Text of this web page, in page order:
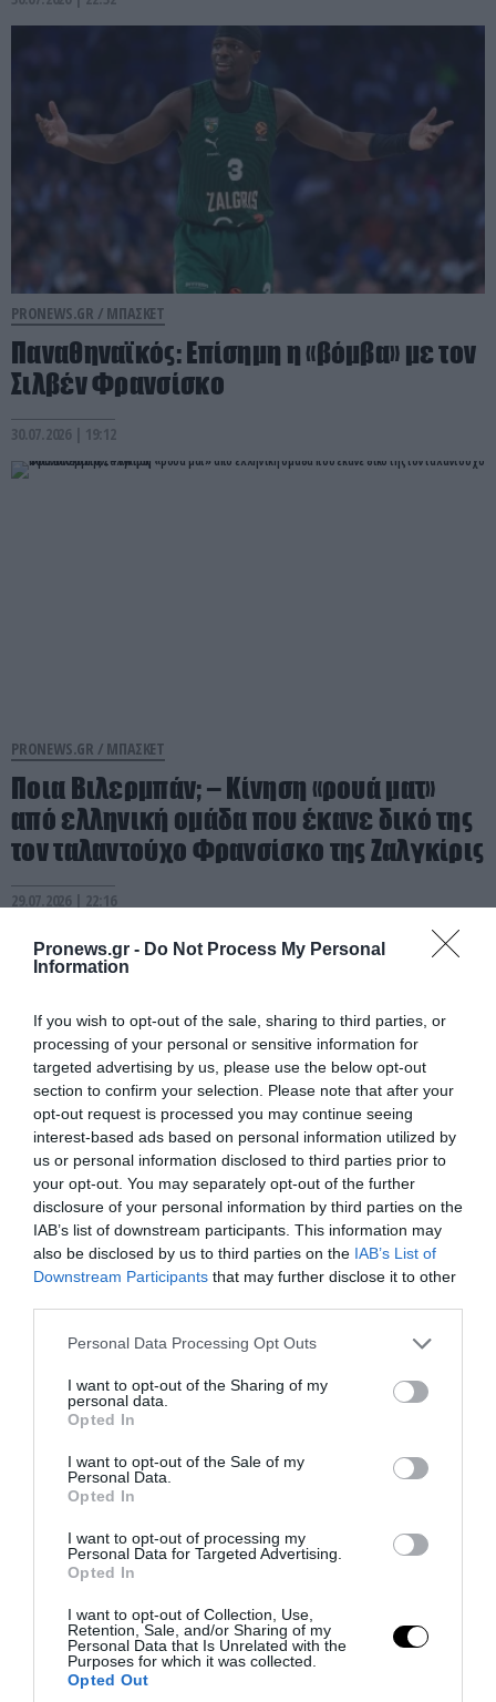
Pronews.gr - Do Not Process My Personal
Information
If you wish to opt-out of the sale, sharing to third parties, or
processing of your personal or sensitive information for
targeted advertising by us, please use the below opt-out
section to confirm your selection. Please note that after your
opt-out request is processed you may continue seeing
interest-based ads based on personal information utilized by
us or personal information disclosed to third parties prior to
your opt-out. You may separately opt-out of the further
disclosure of your personal information by third parties on the
IAB’s list of downstream participants. This information may
also be disclosed by us to third parties on the IAB’s List of
Downstream Participants that may further disclose it to other
Please note that this website/app uses one or more Google
not limited to your visit or usage behaviour. You may click to
grant or deny consent to Google and its third-party tags to
use your data for below specified purposes in below Google
consent section.
Personal Data Processing Opt Outs
I want to opt-out of the Sharing of my
personal data.
Opted In
I want to opt-out of the Sale of my
Personal Data.
Opted In
I want to opt-out of processing my
Personal Data for Targeted Advertising.
Opted In
I want to opt-out of Collection, Use,
Retention, Sale, and/or Sharing of my
Personal Data that Is Unrelated with the
Purposes for which it was collected.
Opted Out
PRONEWS.GR / ΜΠΑΣΚΕΤ
Παναθηναϊκός: Επίσημη η «βόμβα» με τον
Σιλβέν Φρανσίσκο
30.07.2026 | 19:12
PRONEWS.GR / ΜΠΑΣΚΕΤ
Ποια Βιλερμπάν; – Κίνηση «ρουά ματ»
από ελληνική ομάδα που έκανε δικό της
τον ταλαντούχο Φρανσίσκο της Ζαλγκίρις
29.07.2026 | 22:16
PRONEWS.GR / ΜΠΑΣΚΕΤ
Το πρόγραμμα του Ολυμπιακού και του
Παναθηναϊκού στην Ευρωλίγκα – Πότε
είναι το ντέρμπι των «αιωνίων»
PRONEWS.GR /ΜΠΑΣΚΕΤ